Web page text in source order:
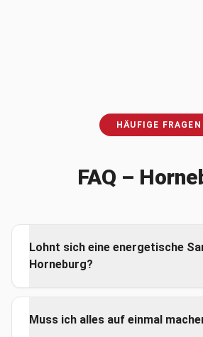
HÄUFIGE FRAGEN
FAQ –
Lohnt sich eine energetische
Horneburg?
Muss ich alles auf einmal